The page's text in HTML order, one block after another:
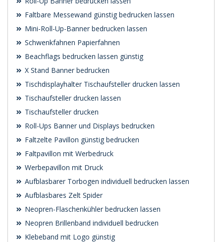
Faltbare Messewand günstig bedrucken lassen
Mini-Roll-Up-Banner bedrucken lassen
Schwenk­fahnen Papierfahnen
Beachflags bedrucken lassen günstig
X Stand Banner bedrucken
Tischdisplayhalter Tischaufsteller drucken lassen
Tischaufsteller drucken lassen
Tischaufsteller drucken
Roll-Ups Banner und Displays bedrucken
Faltzelte Pavillon günstig bedrucken
Faltpavillon mit Werbedruck
Werbepavillon mit Druck
Aufblasbarer Torbogen individuell bedrucken lassen
Aufblasbares Zelt Spider
Neopren-Flaschenkühler bedrucken lassen
Neopren Brillenband individuell bedrucken
Klebeband mit Logo günstig